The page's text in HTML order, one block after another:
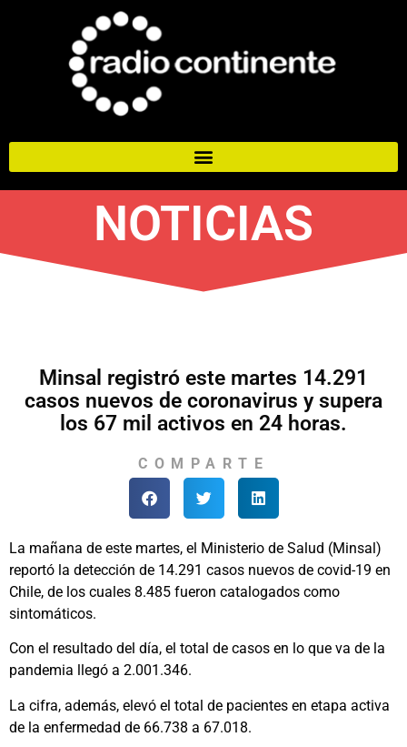
NOTICIAS
Minsal registró este martes 14.291
casos nuevos de coronavirus y supera
los 67 mil activos en 24 horas.
COMPARTE
La mañana de este martes, el Ministerio de Salud (Minsal)
reportó la detección de 14.291 casos nuevos de covid-19 en
Chile, de los cuales 8.485 fueron catalogados como
sintomáticos.
Con el resultado del día, el total de casos en lo que va de la
pandemia llegó a 2.001.346.
La cifra, además, elevó el total de pacientes en etapa activa
de la enfermedad de 66.738 a 67.018.